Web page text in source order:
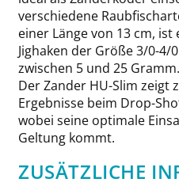
verschiedene
einer Länge von 13 cm,
Jighaken der Größe 3/0-4/
zwischen 5 und 25 Gramm.
Der Zander HU-Slim zeigt
Ergebnisse beim Drop-
wobei seine optimale
Geltung kommt.
ZUSÄTZLICHE